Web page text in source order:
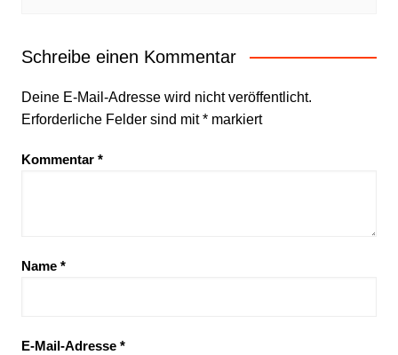
Schreibe einen Kommentar
Deine E-Mail-Adresse wird nicht veröffentlicht.
Erforderliche Felder sind mit*markiert
Kommentar *
Name *
E-Mail-Adresse *